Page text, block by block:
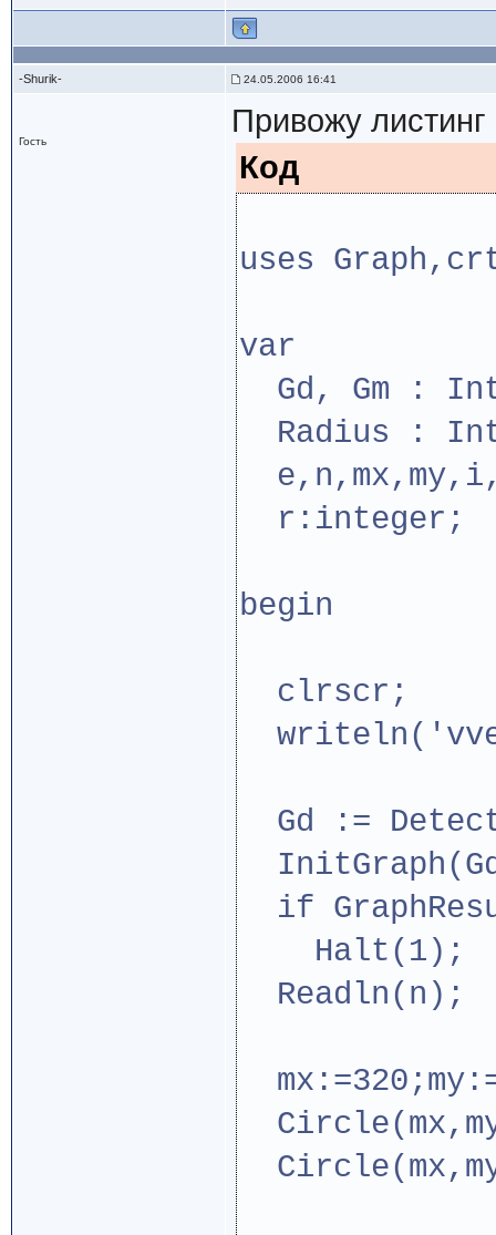
-Shurik- 24.05.2006 16:41
Гость
Привожу
Код
uses
var
Gd, Gm :
Radius :
r:integer;
begin
clrscr;
Gd :=
if
Halt(1);
Readln(n);